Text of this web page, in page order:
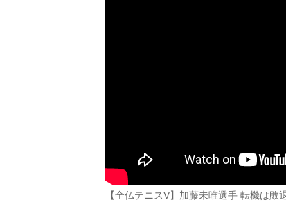
【全仏テニスV】加藤未唯選手 転機は